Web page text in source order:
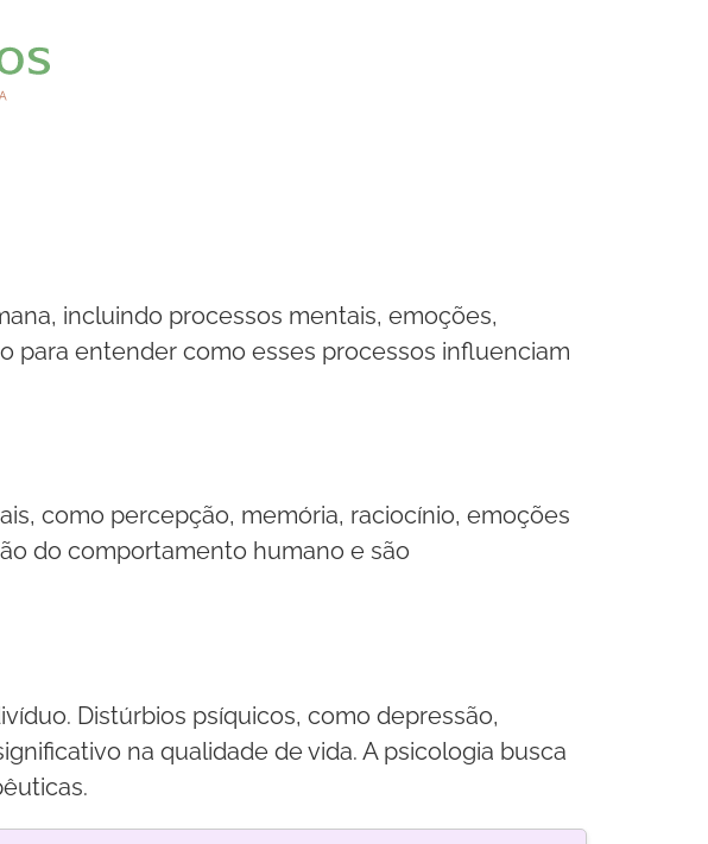
incluindo processos mentais, emoções,
para entender como esses processos influenciam
como percepção, memória, raciocínio, emoções
do comportamento humano e são
Distúrbios psíquicos, como depressão,
na qualidade de vida. A psicologia busca